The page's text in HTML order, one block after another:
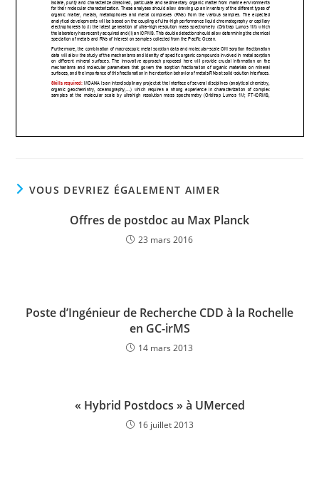
VOUS DEVRIEZ ÉGALEMENT AIMER
Offres de postdoc au Max Planck
23 mars 2016
Poste d’Ingénieur de Recherche CDD à la Rochelle
en GC-irMS
14 mars 2013
« Hybrid Postdocs » à UMerced
16 juillet 2013